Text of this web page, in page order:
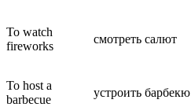
To watch
fireworks
смотреть салют
To host a
barbecue
устроить барбекю